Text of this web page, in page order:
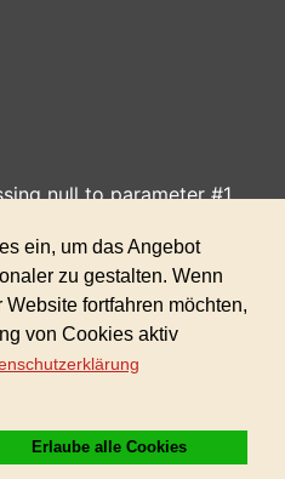
null to parameter #1
chromes/card.php